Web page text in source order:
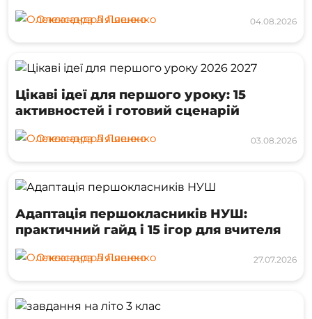
Олександра Ляшенко 04.08.2026
Цікаві ідеї для першого уроку: 15
активностей і готовий сценарій
Олександра Ляшенко 03.08.2026
Адаптація першокласників НУШ:
практичний гайд і 15 ігор для вчителя
Олександра Ляшенко 27.07.2026